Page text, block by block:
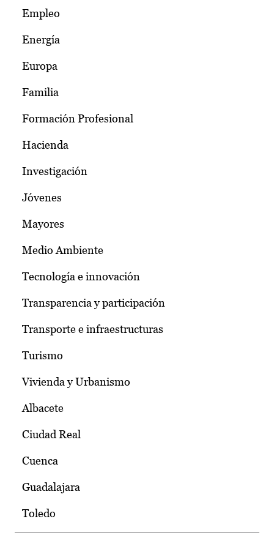
Empleo
Energía
Europa
Familia
Formación Profesional
Hacienda
Investigación
Jóvenes
Mayores
Medio Ambiente
Tecnología e innovación
Transparencia y participación
Transporte e infraestructuras
Turismo
Vivienda y Urbanismo
Albacete
Ciudad Real
Cuenca
Guadalajara
Toledo